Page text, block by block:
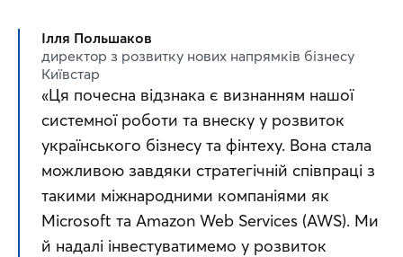
Ілля Польшаков
директор з розвитку нових напрямків бізнесу
Київстар
«Ця почесна відзнака є визнанням нашої
системної роботи та внеску у розвиток
українського бізнесу та фінтеху. Вона стала
можливою завдяки стратегічній співпраці з
такими міжнародними компаніями як
Microsoft та Amazon Web Services (AWS). Ми
й надалі інвестуватимемо у розвиток